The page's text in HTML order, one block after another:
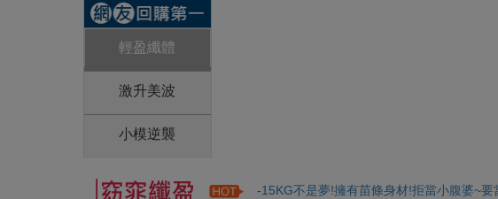
輕盈纖體
激升美波
小模逆襲
-15KG不是夢!擁有苗條身材!拒當小腹婆~要